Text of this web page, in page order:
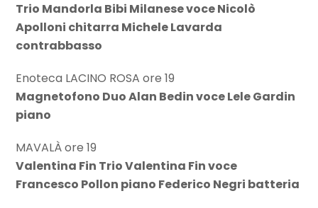
Trio Mandorla Bibi Milanese voce Nicolò
Apolloni chitarra Michele Lavarda
contrabbasso
Enoteca LACINO ROSA ore 19
Magnetofono Duo Alan Bedin voce Lele Gardin
piano
MAVALÀ ore 19
Valentina Fin Trio Valentina Fin voce
Francesco Pollon piano Federico Negri batteria